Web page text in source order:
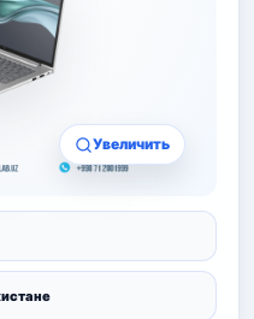
Увеличить